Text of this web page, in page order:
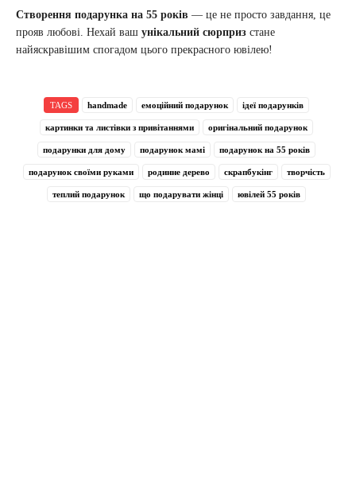
Створення подарунка на 55 років — це не просто завдання, це
прояв любові. Нехай ваш унікальний сюрприз стане
найяскравішим спогадом цього прекрасного ювілею!
TAGS handmade емоційний подарунок ідеї подарунків
картинки та листівки з привітаннями оригінальний подарунок
подарунки для дому подарунок мамі подарунок на 55 років
подарунок своїми руками родинне дерево скрапбукінг творчість
теплий подарунок що подарувати жінці ювілей 55 років